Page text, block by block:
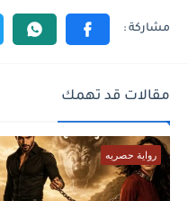
مقالات قد تهمك
رواية حصريه